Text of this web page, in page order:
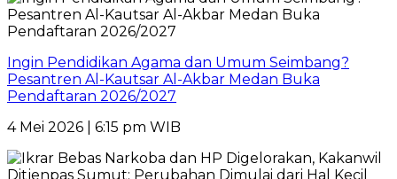
Ingin Pendidikan Agama dan Umum Seimbang?
Pesantren Al-Kautsar Al-Akbar Medan Buka
Pendaftaran 2026/2027
4 Mei 2026 | 6:15 pm WIB